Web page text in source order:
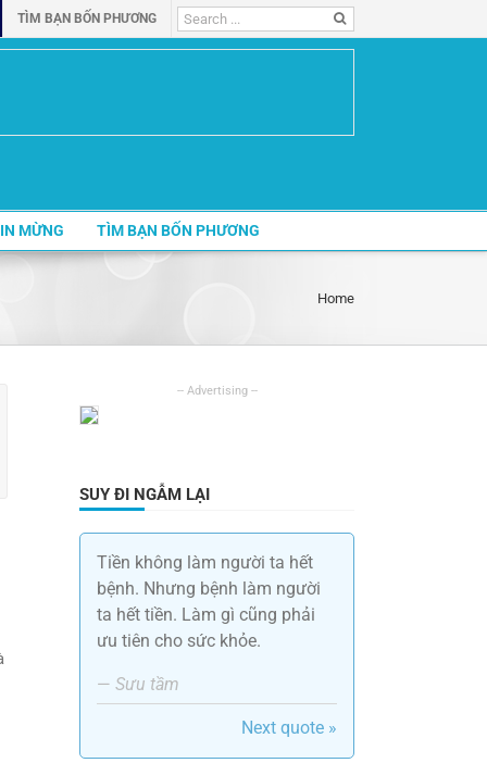
TÌM BẠN BỐN PHƯƠNG
Search
for:
MỪNG TÌM BẠN BỐN PHƯƠNG
Home
SUY ĐI NGẪM LẠI
Tiền không làm người ta hết
bệnh. Nhưng bệnh làm người
ta hết tiền. Làm gì cũng phải
ưu tiên cho sức khỏe.
— Sưu tầm
Next quote »